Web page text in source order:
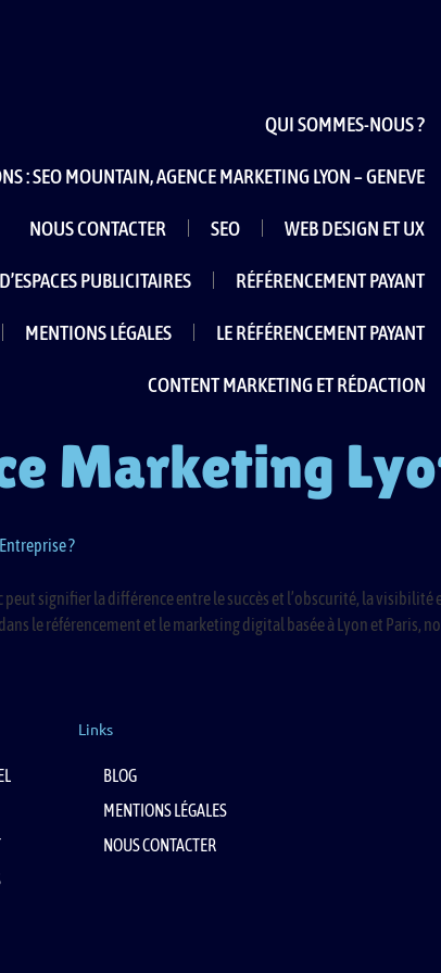
QUI SOMMES-NOUS ?
: SEO MOUNTAIN, AGENCE MARKETING LYON – GENEVE
NOUS CONTACTER SEO WEB DESIGN ET UX
PUBLICITAIRES RÉFÉRENCEMENT PAYANT
MENTIONS LÉGALES LE RÉFÉRENCEMENT PAYANT
CONTENT MARKETING ET RÉDACTION
Marketing
?
signifier la différence entre le succès et l’obscurité, la visibilité
le référencement et le marketing digital basée à Lyon et Paris,
Links
BLOG
MENTIONS LÉGALES
NOUS CONTACTER